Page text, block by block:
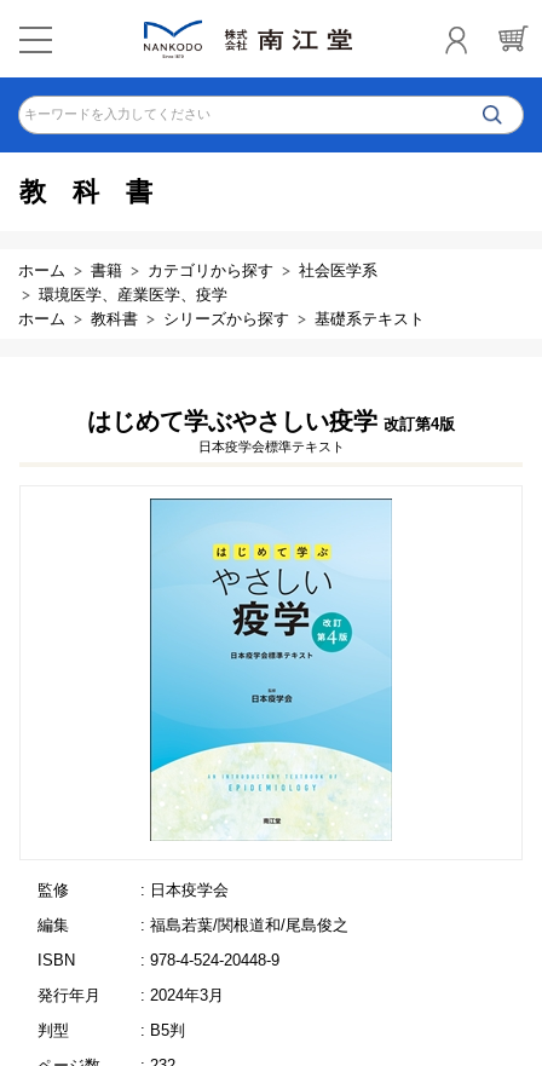
キーワードを入力してください
教科書
ホーム 書籍 カテゴリから探す
社会医学系
環境医学、産業医学、疫学
ホーム
教科書 シリーズから探す 基礎系テキスト
はじめて学ぶやさしい疫学 改訂第4版
日本疫学会標準テキスト
監修
: 日本疫学会
編集
: 福島若葉/関根道和/尾島俊之
ISBN
: 978-4-524-20448-9
発行年月
: 2024年3月
判型
: B5判